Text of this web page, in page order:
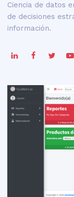
Ciencia de datos
de decisiones
información.